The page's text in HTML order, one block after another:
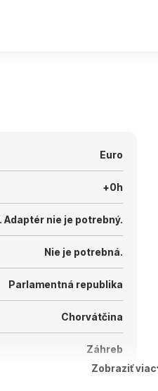
Euro
+0h
Adaptér nie je potrebný.
Nie je potrebná.
Parlamentná republika
Chorvátčina
Záhreb
Zobraziť viac